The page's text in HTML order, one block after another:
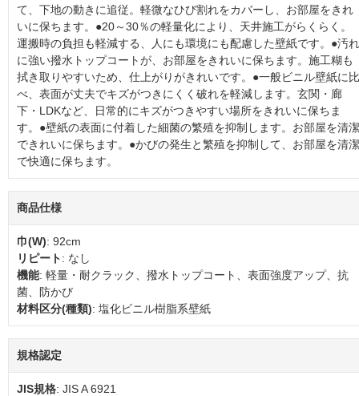
て、下地の動きに追従。軽微なひび割れをカバーし、お部屋をきれ
いに保ちます。●20～30％の軽量化により、天井施工がらくらく。
運搬時の負担も軽減する、人にも環境にも配慮した壁紙です。●汚れ
に強い撥水トップコートが、お部屋をきれいに保ちます。施工糊も
拭き取りやすいため、仕上がりがきれいです。●一般ビニル壁紙に比
べ、表面が丈夫でキズがつきにくく破れを軽減します。玄関・廊
下・LDKなど、日常的にキズがつきやすい場所をきれいに保ちま
す。●壁紙の表面に付着した細菌の繁殖を抑制します。お部屋を清潔
できれいに保ちます。●かびの発生と繁殖を抑制して、お部屋を清潔
で快適に保ちます。
商品仕様
巾(W): 92cm
リピート: なし
機能: 軽量・耐クラック、撥水トップコート、表面強度アップ、抗
菌、防かび
材料区分(種類): 塩化ビニル樹脂系壁紙
規格認定
JIS規格: JIS A 6921